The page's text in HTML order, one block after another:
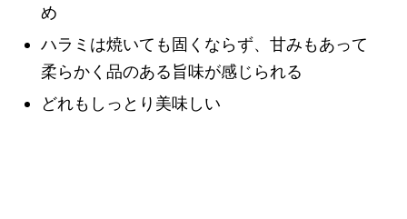
め
ハラミは焼いても固くならず、甘みもあって
柔らかく品のある旨味が感じられる
どれもしっとり美味しい